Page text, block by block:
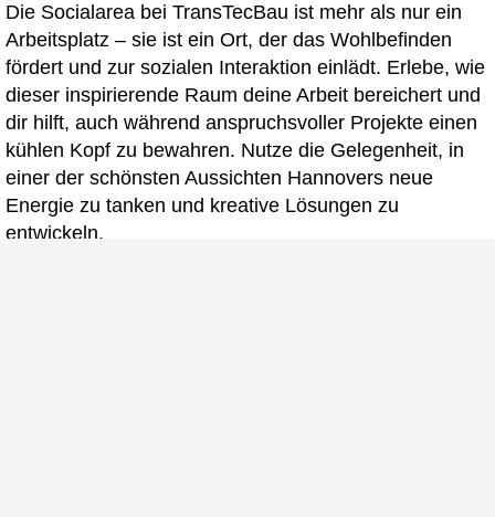
Die Socialarea bei TransTecBau ist mehr als nur ein
Arbeitsplatz – sie ist ein Ort, der das Wohlbefinden
fördert und zur sozialen Interaktion einlädt. Erlebe, wie
dieser inspirierende Raum deine Arbeit bereichert und
dir hilft, auch während anspruchsvoller Projekte einen
kühlen Kopf zu bewahren. Nutze die Gelegenheit, in
einer der schönsten Aussichten Hannovers neue
Energie zu tanken und kreative Lösungen zu
entwickeln.